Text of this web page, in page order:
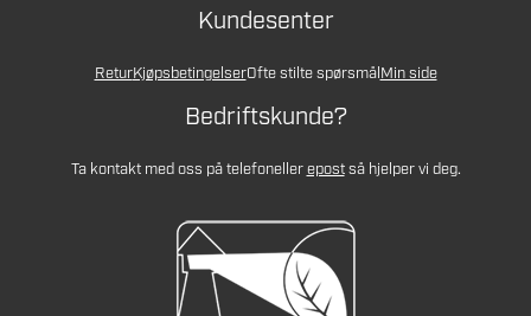
Kundesenter
ReturKjøpsbetingelserOfte stilte spørsmålMin side
Bedriftskunde?
Ta kontakt med oss på telefonellerepostså hjelper vi deg.